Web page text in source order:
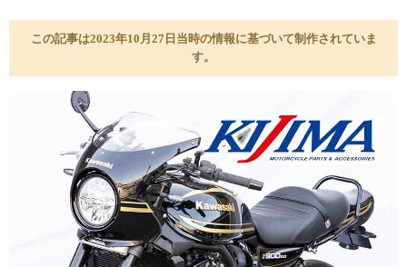
この記事は2023年10月27日当時の情報に基づいて制作されていま
す。